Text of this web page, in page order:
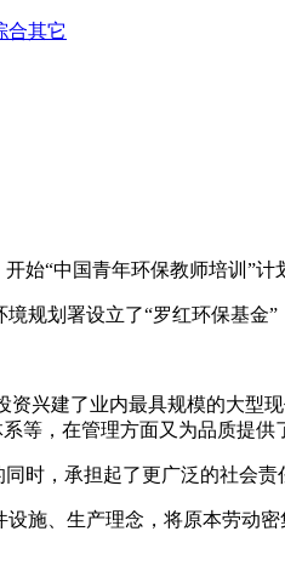
合其它
始“中国青年环保教师培训”
规划署设立了“罗红环保基金
兴建了业内最具规模的大
等，在管理方面又为品质提供
时，承担起了更广泛的社会
施、生产理念，将原本劳动